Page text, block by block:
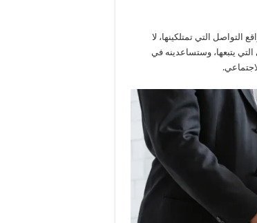
التي تمتلكينها، لا
يتبعها، وستساعدينه في